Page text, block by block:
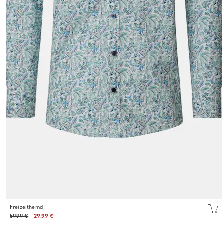
Freizeithemd
59.99 €
29.99 €